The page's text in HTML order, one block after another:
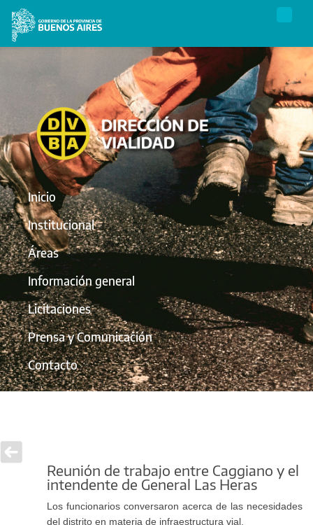
Inicio
Institucional
Áreas
Información general
Licitaciones
Prensa y Comunicación
Contacto
Reunión de trabajo entre Caggiano y el
intendente de General Las Heras
Los funcionarios conversaron acerca de las necesidades
del distrito en materia de infraestructura vial.